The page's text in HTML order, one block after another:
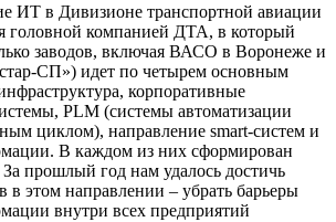
ИТ в Дивизионе транспортной авиации
головной компанией ДТА, в который
заводов, включая ВАСО в Воронеже и
СП») идет по четырем основным
корпоративные
PLM (системы автоматизации
циклом), направление smart-систем и
В каждом из них сформирован
прошлый год нам удалось достичь
в этом направлении – убрать барьеры
внутри всех предприятий